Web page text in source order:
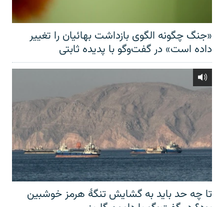
«جنگ چگونه الگوی بازداشت بهائیان را تغییر
داده است» در گفت‌وگو با پدیده ثابتی
تا چه حد باید به گشایش تنگهٔ هرمز خوشبین